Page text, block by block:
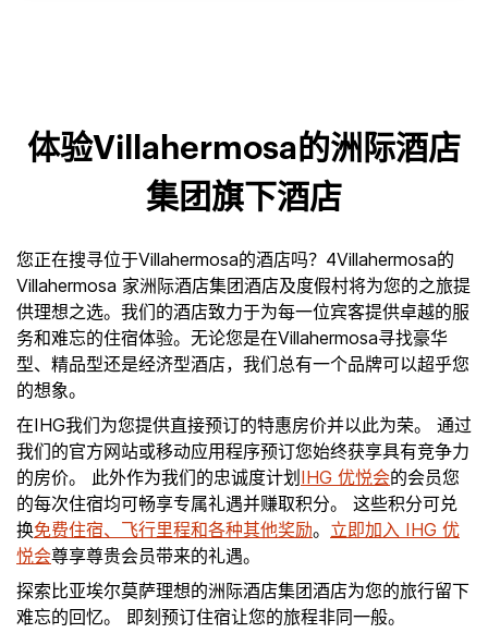
体验Villahermosa的洲际酒店
集团旗下酒店
您正在搜寻位于Villahermosa的酒店吗？4Villahermosa的
Villahermosa 家洲际酒店集团酒店及度假村将为您的之旅提
供理想之选。我们的酒店致力于为每一位宾客提供卓越的服
务和难忘的住宿体验。无论您是在Villahermosa寻找豪华
型、精品型还是经济型酒店，我们总有一个品牌可以超乎您
的想象。
在IHG我们为您提供直接预订的特惠房价并以此为荣。 通过
我们的官方网站或移动应用程序预订您始终获享具有竞争力
的房价。 此外作为我们的忠诚度计划IHG 优悦会的会员您
的每次住宿均可畅享专属礼遇并赚取积分。 这些积分可兑
换免费住宿、飞行里程和各种其他奖励。 立即加入 IHG 优
悦会尊享尊贵会员带来的礼遇。
探索比亚埃尔莫萨理想的洲际酒店集团酒店为您的旅行留下
难忘的回忆。 即刻预订住宿让您的旅程非同一般。